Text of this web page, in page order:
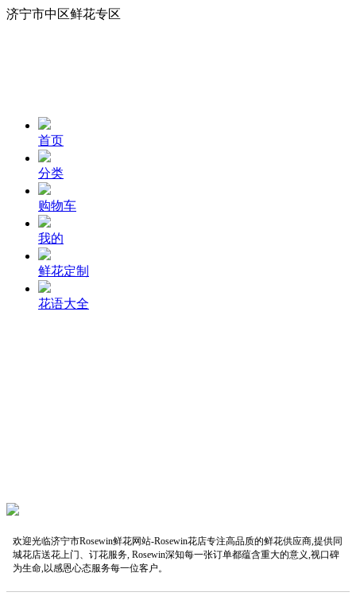
济宁市中区鲜花专区
首页
分类
购物车
我的
鲜花定制
花语大全
欢迎光临济宁市Rosewin鲜花网站-Rosewin花店专注高品质的鲜花供应商,提供同
城花店送花上门、订花服务, Rosewin深知每一张订单都蕴含重大的意义,视口碑
为生命,以感恩心态服务每一位客户。